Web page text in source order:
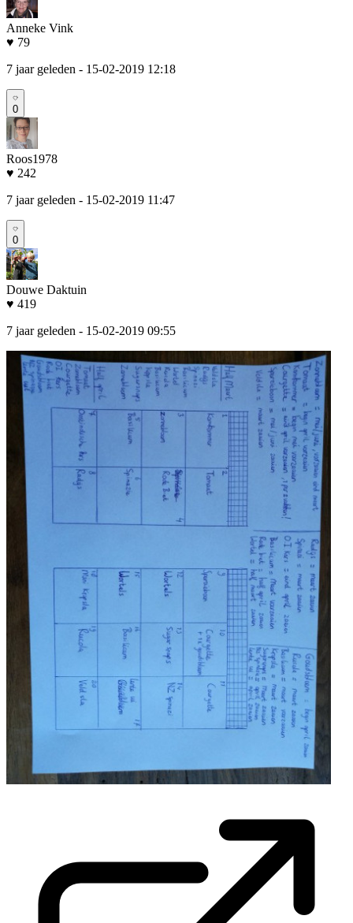
Anneke Vink
♥ 79
7 jaar geleden - 15-02-2019 12:18
0
Roos1978
♥ 242
7 jaar geleden - 15-02-2019 11:47
0
Douwe Daktuin
♥ 419
7 jaar geleden - 15-02-2019 09:55